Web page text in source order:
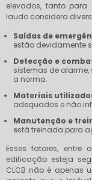
elevados, tanto
laudo considera
Saídas de
estão devidamente
Detecção e
sistemas de alarme,
a norma.
Materiais
adequados e não
Manutenção e
está treinada para
Esses fatores,
edificação esteja
CLCB não é apenas